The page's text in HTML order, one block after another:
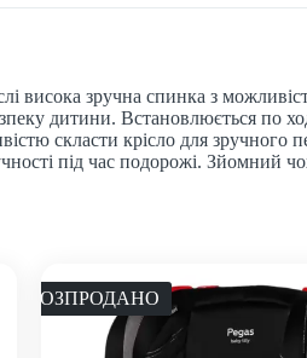
висока зручна спинка з
дитини. Встановлюється
скласти крісло для
під час подорожі. Зйомний
РОЗПРОДАНО